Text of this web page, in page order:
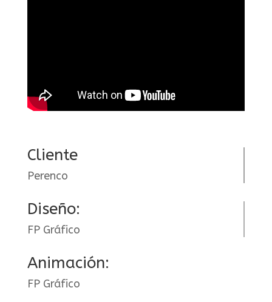
Cliente
Perenco
Diseño:
FP Gráfico
Animación:
FP Gráfico